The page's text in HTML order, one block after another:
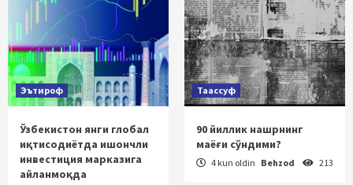
Эътироф
Ўзбекистон янги глобал
иқтисодиётда ишончли
инвестиция марказига
айланмоқда
Таассуф
90 йиллик нашрнинг
маёғи сўндими?
4 kun oldin Behzod 213